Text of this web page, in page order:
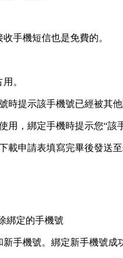
手機短信也是免費的。
。
時提示該手機號已經被其
用，綁定手機時提示您“
載申請表填寫完畢後發送
綁定的手機號
手機號。綁定新手機號